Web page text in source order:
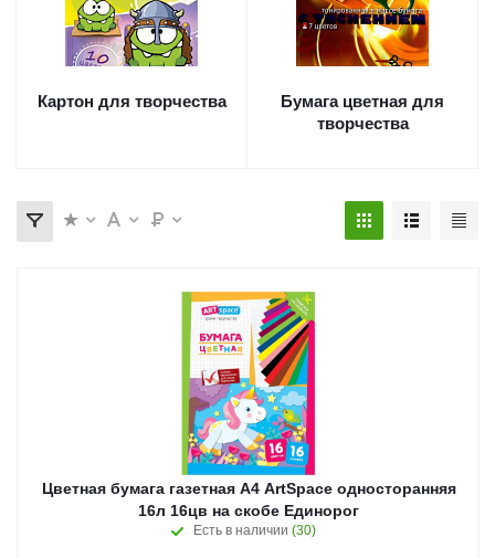
Картон для творчества
Бумага цветная для
творчества
Цветная бумага газетная А4 ArtSpace односторанняя
16л 16цв на скобе Единорог
Есть в наличии (30)